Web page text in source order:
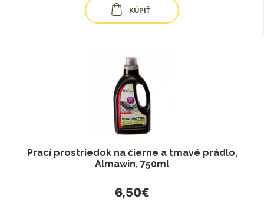
KÚPIŤ
Prací prostriedok na čierne a tmavé prádlo,
Almawin, 750ml
6,50€